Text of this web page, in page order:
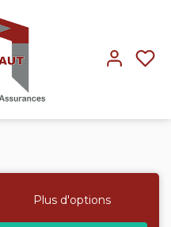
Plus d'options